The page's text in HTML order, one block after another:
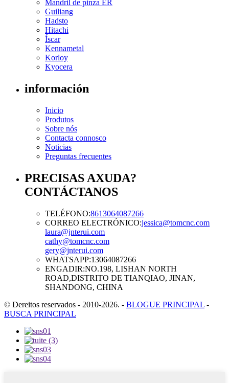
Mandril de pinza ER
Guiliang
Hadsto
Hitachi
Íscar
Kennametal
Korloy
Kyocera
información
Inicio
Produtos
Sobre nós
Contacta connosco
Noticias
Preguntas frecuentes
PRECISAS AXUDA?
CONTÁCTANOS
TELÉFONO:8613064087266
CORREO ELECTRÓNICO:jessica@tomcnc.com
laura@jnterui.com
cathy@tomcnc.com
gery@jnterui.com
WHATSAPP:13064087266
ENGADIR:NO.198, LISHAN NORTH
ROAD,DISTRITO DE TIANQIAO, JINAN,
SHANDONG, CHINA
© Dereitos reservados - 2010-2026. - BLOGUE PRINCIPAL -
BUSCA PRINCIPAL